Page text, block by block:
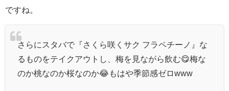
ですね。
さらにスタバで『さくら咲くサク フラペチーノ』な
るものをテイクアウトし、梅を見ながら飲む😋梅な
のか桃なのか桜なのか😂もはや季節感ゼロwww